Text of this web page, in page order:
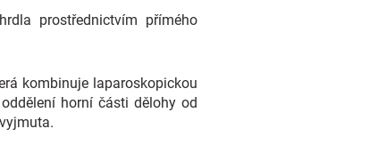
prostřednictvím přímého
kombinuje laparoskopickou
horní části dělohy od